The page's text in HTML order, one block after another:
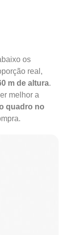
os
real,
m de altura.
melhor a
quadro no